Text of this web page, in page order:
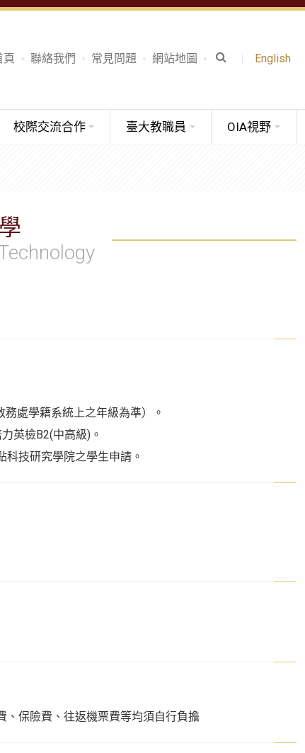
頁 聯絡我們 常見問題 網站地圖 English
校際交流合作 臺大教職員 OIA視野
處學籍系統上之年級為準）。
英檢B2(中高級)。
技研究學院之學生申請。
、保險費、往返機票費等均須自行負擔